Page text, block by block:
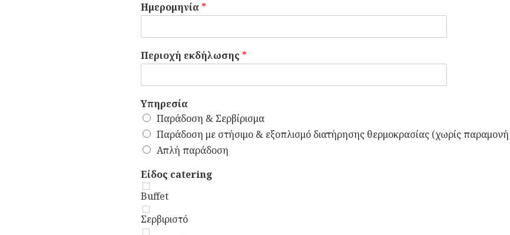
Ημερομηνία *
Περιοχή εκδήλωσης *
Υπηρεσία
Παράδοση & Σερβίρισμα
Παράδοση με στήσιμο & εξοπλισμό διατήρησης θερμοκρασίας (χωρίς
Απλή παράδοση
Είδος catering
Buffet
Σερβιριστό